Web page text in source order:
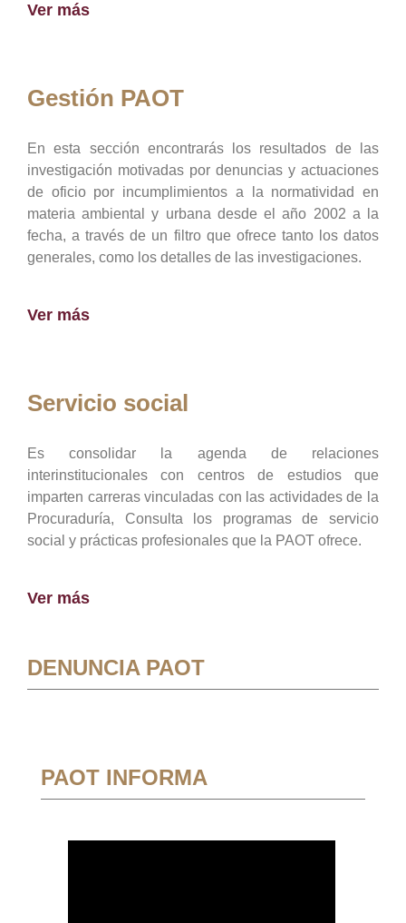
Ver más
Gestión PAOT
En esta sección encontrarás los resultados de las
investigación motivadas por denuncias y actuaciones
de oficio por incumplimientos a la normatividad en
materia ambiental y urbana desde el año 2002 a la
fecha, a través de un filtro que ofrece tanto los datos
generales, como los detalles de las investigaciones.
Ver más
Servicio social
Es consolidar la agenda de relaciones
interinstitucionales con centros de estudios que
imparten carreras vinculadas con las actividades de la
Procuraduría, Consulta los programas de servicio
social y prácticas profesionales que la PAOT ofrece.
Ver más
DENUNCIA PAOT
PAOT INFORMA